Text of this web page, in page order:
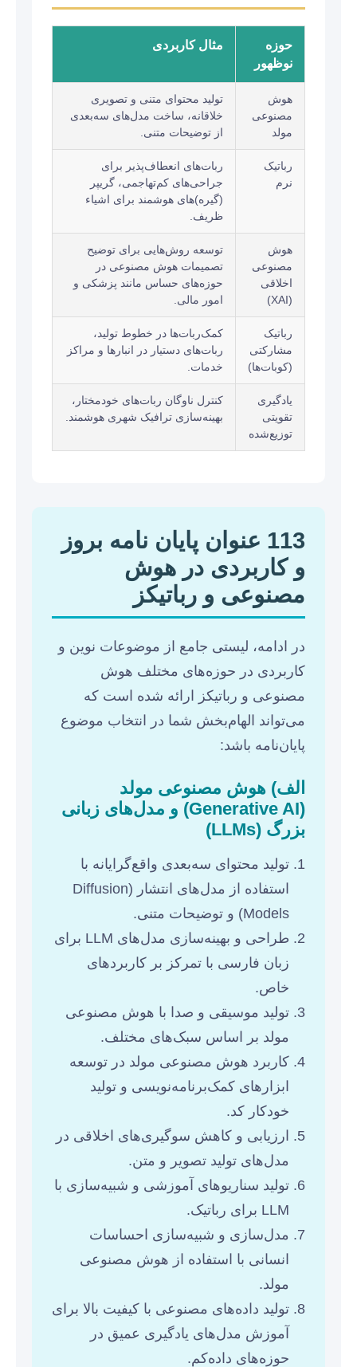
حوزه
نوظهور
مثال کاربردی
هوش
مصنوعی
مولد
تولید محتوای متنی و تصویری
خلاقانه، ساخت مدل‌های سه‌بعدی
از توضیحات متنی.
رباتیک
نرم
ربات‌های انعطاف‌پذیر برای
جراحی‌های کم‌تهاجمی، گریپر
(گیره)های هوشمند برای اشیاء
ظریف.
هوش
مصنوعی
اخلاقی
(XAI)
توسعه روش‌هایی برای توضیح
تصمیمات هوش مصنوعی در
حوزه‌های حساس مانند پزشکی و
امور مالی.
رباتیک
مشارکتی
(کوبات‌ها)
کمک‌ربات‌ها در خطوط تولید،
ربات‌های دستیار در انبارها و مراکز
خدمات.
یادگیری
تقویتی
توزیع‌شده
کنترل ناوگان ربات‌های خودمختار،
بهینه‌سازی ترافیک شهری هوشمند.
113 عنوان پایان نامه بروز
و کاربردی در هوش
مصنوعی و رباتیکز
در ادامه، لیستی جامع از موضوعات نوین و
کاربردی در حوزه‌های مختلف هوش
مصنوعی و رباتیکز ارائه شده است که
می‌تواند الهام‌بخش شما در انتخاب موضوع
پایان‌نامه باشد:
الف) هوش مصنوعی مولد
(Generative AI) و مدل‌های زبانی
بزرگ (LLMs)
تولید محتوای سه‌بعدی واقع‌گرایانه با
استفاده از مدل‌های انتشار (Diffusion
Models) و توضیحات متنی.
طراحی و بهینه‌سازی مدل‌های LLM برای
زبان فارسی با تمرکز بر کاربردهای
خاص.
تولید موسیقی و صدا با هوش مصنوعی
مولد بر اساس سبک‌های مختلف.
کاربرد هوش مصنوعی مولد در توسعه
ابزارهای کمک‌برنامه‌نویسی و تولید
خودکار کد.
ارزیابی و کاهش سوگیری‌های اخلاقی در
مدل‌های تولید تصویر و متن.
تولید سناریوهای آموزشی و شبیه‌سازی با
LLM برای رباتیک.
مدل‌سازی و شبیه‌سازی احساسات
انسانی با استفاده از هوش مصنوعی
مولد.
تولید داده‌های مصنوعی با کیفیت بالا برای
آموزش مدل‌های یادگیری عمیق در
حوزه‌های داده‌کم.